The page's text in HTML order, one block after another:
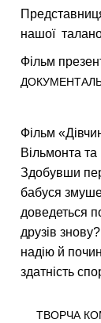
нашої
Фільм
Фільм
Вільмонта
Здобувши
бабуся
доведеться
друзів
надію й
здатність
ТВОРЧА